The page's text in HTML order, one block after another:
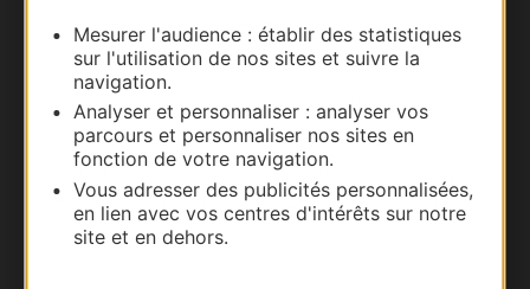
Mesurer l'audience : établir des statistiques
sur l'utilisation de nos sites et suivre la
navigation.
Analyser et personnaliser : analyser vos
parcours et personnaliser nos sites en
fonction de votre navigation.
Vous adresser des publicités personnalisées,
en lien avec vos centres d'intérêts sur notre
site et en dehors.
Carte interactive
Documentation